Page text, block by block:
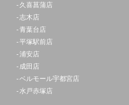
久喜菖蒲店
志木店
青葉台店
平塚駅前店
浦安店
成田店
ベルモール宇都宮店
水戸赤塚店